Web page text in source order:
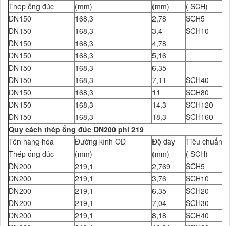
Thép ống đúc
(mm) (mm)
( SCH)
DN150
168,3 2,78
SCH5
DN150
168,3 3,4
SCH10
DN150
168,3
4,78
DN150
168,3
5,16
DN150
168,3
6,35
DN150
168,3 7,11
SCH40
DN150
168,3 11
SCH80
DN150
168,3 14,3
SCH120
DN150
168,3 18,3
SCH160
Quy cách thép ống đúc DN200 phi 219
Tên hàng hóa
Đường kính OD Độ dày
Tiêu chuẩn
Thép ống đúc
(mm) (mm)
( SCH)
DN200
219,1 2,769
SCH5
DN200
219,1 3,76
SCH10
DN200
219,1 6,35
SCH20
DN200
219,1 7,04
SCH30
DN200
219,1 8,18
SCH40